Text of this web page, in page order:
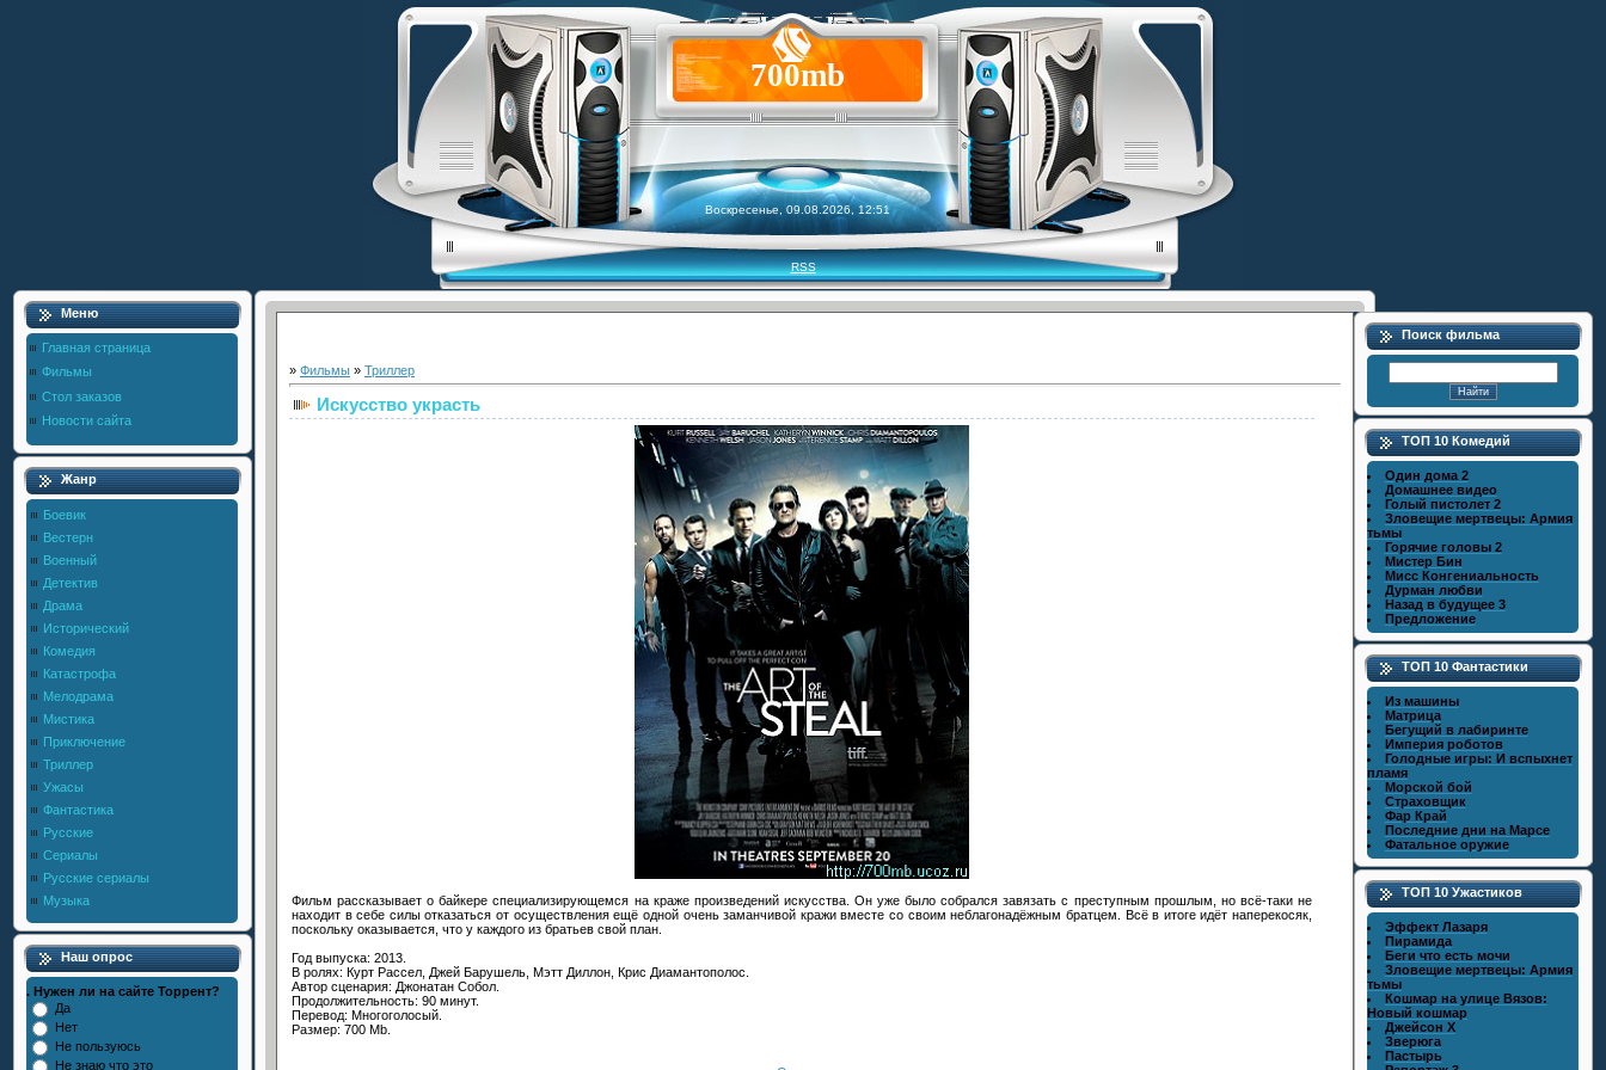
700mb
Воскресенье, 09.08.2026, 12:51
RSS
Меню
Главная страница
Фильмы
Стол заказов
Новости сайта
Жанр
Боевик
Вестерн
Военный
Детектив
Драма
Исторический
Комедия
Катастрофа
Мелодрама
Мистика
Приключение
Триллер
Ужасы
Фантастика
Русские
Сериалы
Русские сериалы
Музыка
Наш опрос
. Нужен ли на сайте Торрент?
Да
Нет
Не пользуюсь
Не знаю что это
» Фильмы » Триллер
Искусство украсть
Фильм рассказывает о байкере специализирующемся на краже произведений искусства. Он уже было собрался завязать с преступным прошлым, но всё-таки не
находит в себе силы отказаться от осуществления ещё одной очень заманчивой кражи вместе со своим неблагонадёжным братцем. Всё в итоге идёт наперекосяк,
поскольку оказывается, что у каждого из братьев свой план.
Год выпуска: 2013.
В ролях: Курт Рассел, Джей Барушель, Мэтт Диллон, Крис Диамантополос.
Автор сценария: Джонатан Собол.
Продолжительность: 90 минут.
Перевод: Многоголосый.
Размер: 700 Mb.
Поиск фильма
ТОП 10 Комедий
Один дома 2
Домашнее видео
Голый пистолет 2
Зловещие мертвецы: Армия
тьмы
Горячие головы 2
Мистер Бин
Мисс Конгениальность
Дурман любви
Назад в будущее 3
Предложение
ТОП 10 Фантастики
Из машины
Матрица
Бегущий в лабиринте
Империя роботов
Голодные игры: И вспыхнет
пламя
Морской бой
Страховщик
Фар Край
Последние дни на Марсе
Фатальное оружие
ТОП 10 Ужастиков
Эффект Лазаря
Пирамида
Беги что есть мочи
Зловещие мертвецы: Армия
тьмы
Кошмар на улице Вязов:
Новый кошмар
Джейсон X
Зверюга
Пастырь